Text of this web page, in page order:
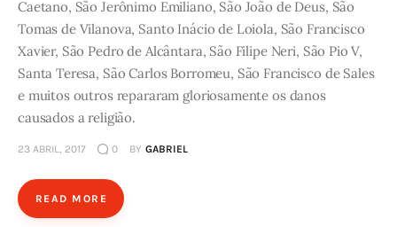
Caetano, São Jerônimo Emiliano, São João de Deus, São
Tomas de Vilanova, Santo Inácio de Loiola, São Francisco
Xavier, São Pedro de Alcântara, São Filipe Neri, São Pio V,
Santa Teresa, São Carlos Borromeu, São Francisco de Sales
e muitos outros repararam gloriosamente os danos
causados a religião.
23 ABRIL, 2017 0 BY GABRIEL
READ MORE